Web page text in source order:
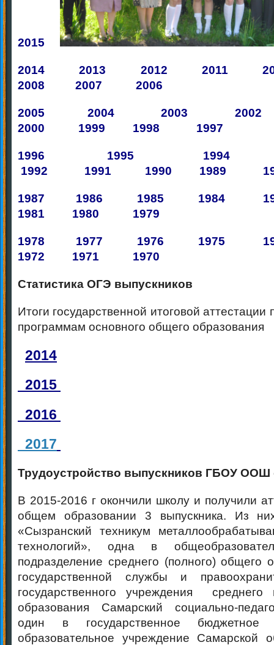
2015
2014 2013 2012 2011
2008 2007 2006
2005 2004 2003
2002
2000
1999 1998 1997
1996 1995
1992
1991 1990 1989
1987 1986 1985 1984
1981 1980 1979
1978 1977 1976 1975
1972 1971 1970
Статистика ОГЭ выпускников
Итоги государственной итоговой
программам основного общего образования
2014
2015
2016
2017
Трудоустройство выпускников ГБОУ ООШ
В 2015-2016 г окончили школу и получили
общем образовании 3 выпускника. Из
«Сызранский техникум
технологий», одна в
подразделение среднего (полного) общего
государственной службы и
государственного учреждения среднего
образования Самарский социально-
один в государственное бюджетное
образовательное учреждение Самарской